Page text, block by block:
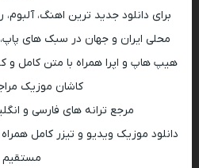
برای دانلود جدید ترین اهنگ،
محلی ایران و جهان در سبک های
کاشان موزیک
مرجع ترانه های فارسی و
دانلود موزیک ویدیو و تیزر کامل
مستقیم